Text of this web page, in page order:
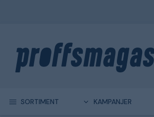
SORTIMENT KAMPANJER